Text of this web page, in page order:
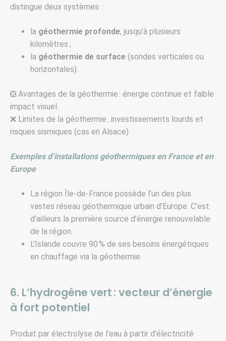
distingue deux systèmes :
la géothermie profonde, jusqu’à plusieurs
kilomètres ;
la géothermie de surface (sondes verticales ou
horizontales).
❎ Avantages de la géothermie : énergie continue et faible
impact visuel.
❌ Limites de la géothermie : investissements lourds et
risques sismiques (cas en Alsace).
Exemples d’installations géothermiques en France et en
Europe
La région Île-de-France possède l’un des plus
vastes réseau géothermique urbain d’Europe. C’est
d’ailleurs la première source d’énergie renouvelable
de la région.
L’Islande couvre 90 % de ses besoins énergétiques
en chauffage via la géothermie.
6. L’hydrogène vert : vecteur d’énergie
à fort potentiel
Produit par électrolyse de l’eau à partir d’électricité